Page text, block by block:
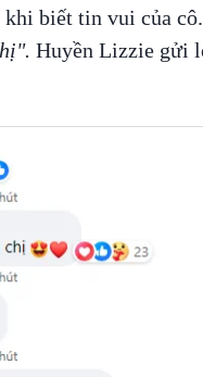
biết tin vui của
Huyền Lizzie gửi